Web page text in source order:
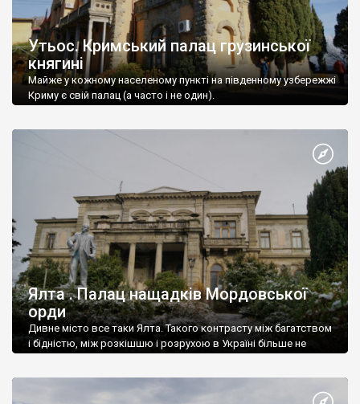
Утьос. Кримський палац грузинської
княгині
Майже у кожному населеному пункті на південному узбережжі
Криму є свій палац (а часто і не один).
Ялта . Палац нащадків Мордовської
орди
Дивне місто все таки Ялта. Такого контрасту між багатством
і бідністю, між розкішшю і розрухою в Україні більше не